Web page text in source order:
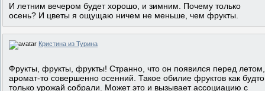
И летним вечером будет хорошо, и зимним. Почему только
осень? И цветы я ощущаю ничем не меньше, чем фрукты.
Кристина из Турина
Фрукты, фрукты, фрукты! Странно, что он появился перед летом,
аромат-то совершенно осенний. Такое обилие фруктов как будто
только урожай собрали. Может это и вызывает ассоциацию с